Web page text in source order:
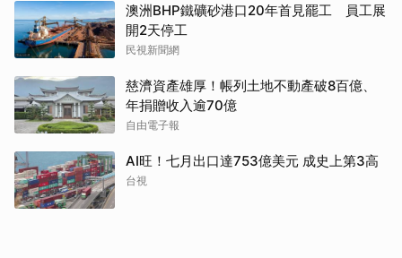
澳洲BHP鐵礦砂港口20年首見罷工 員工展
開2天停工
民視新聞網
慈濟資產雄厚！帳列土地不動產破8百億、
年捐贈收入逾70億
自由電子報
AI旺！七月出口達753億美元 成史上第3高
台視